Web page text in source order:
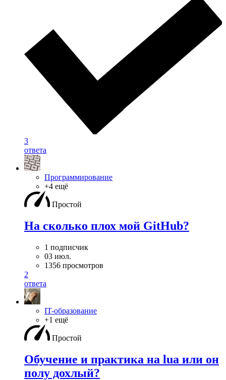
3
ответа
Программирование
+4 ещё
Простой
На сколько плох мой GitHub?
1 подписчик
03 июл.
1356 просмотров
2
ответа
IT-образование
+1 ещё
Простой
Обучение и практика на lua или он
полу дохлый?